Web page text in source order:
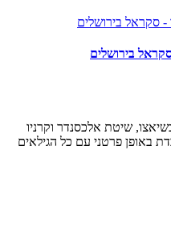
בירושלים
שיטת אלכסנדר וקרניו
באופן פרטני עם כל הגילאים